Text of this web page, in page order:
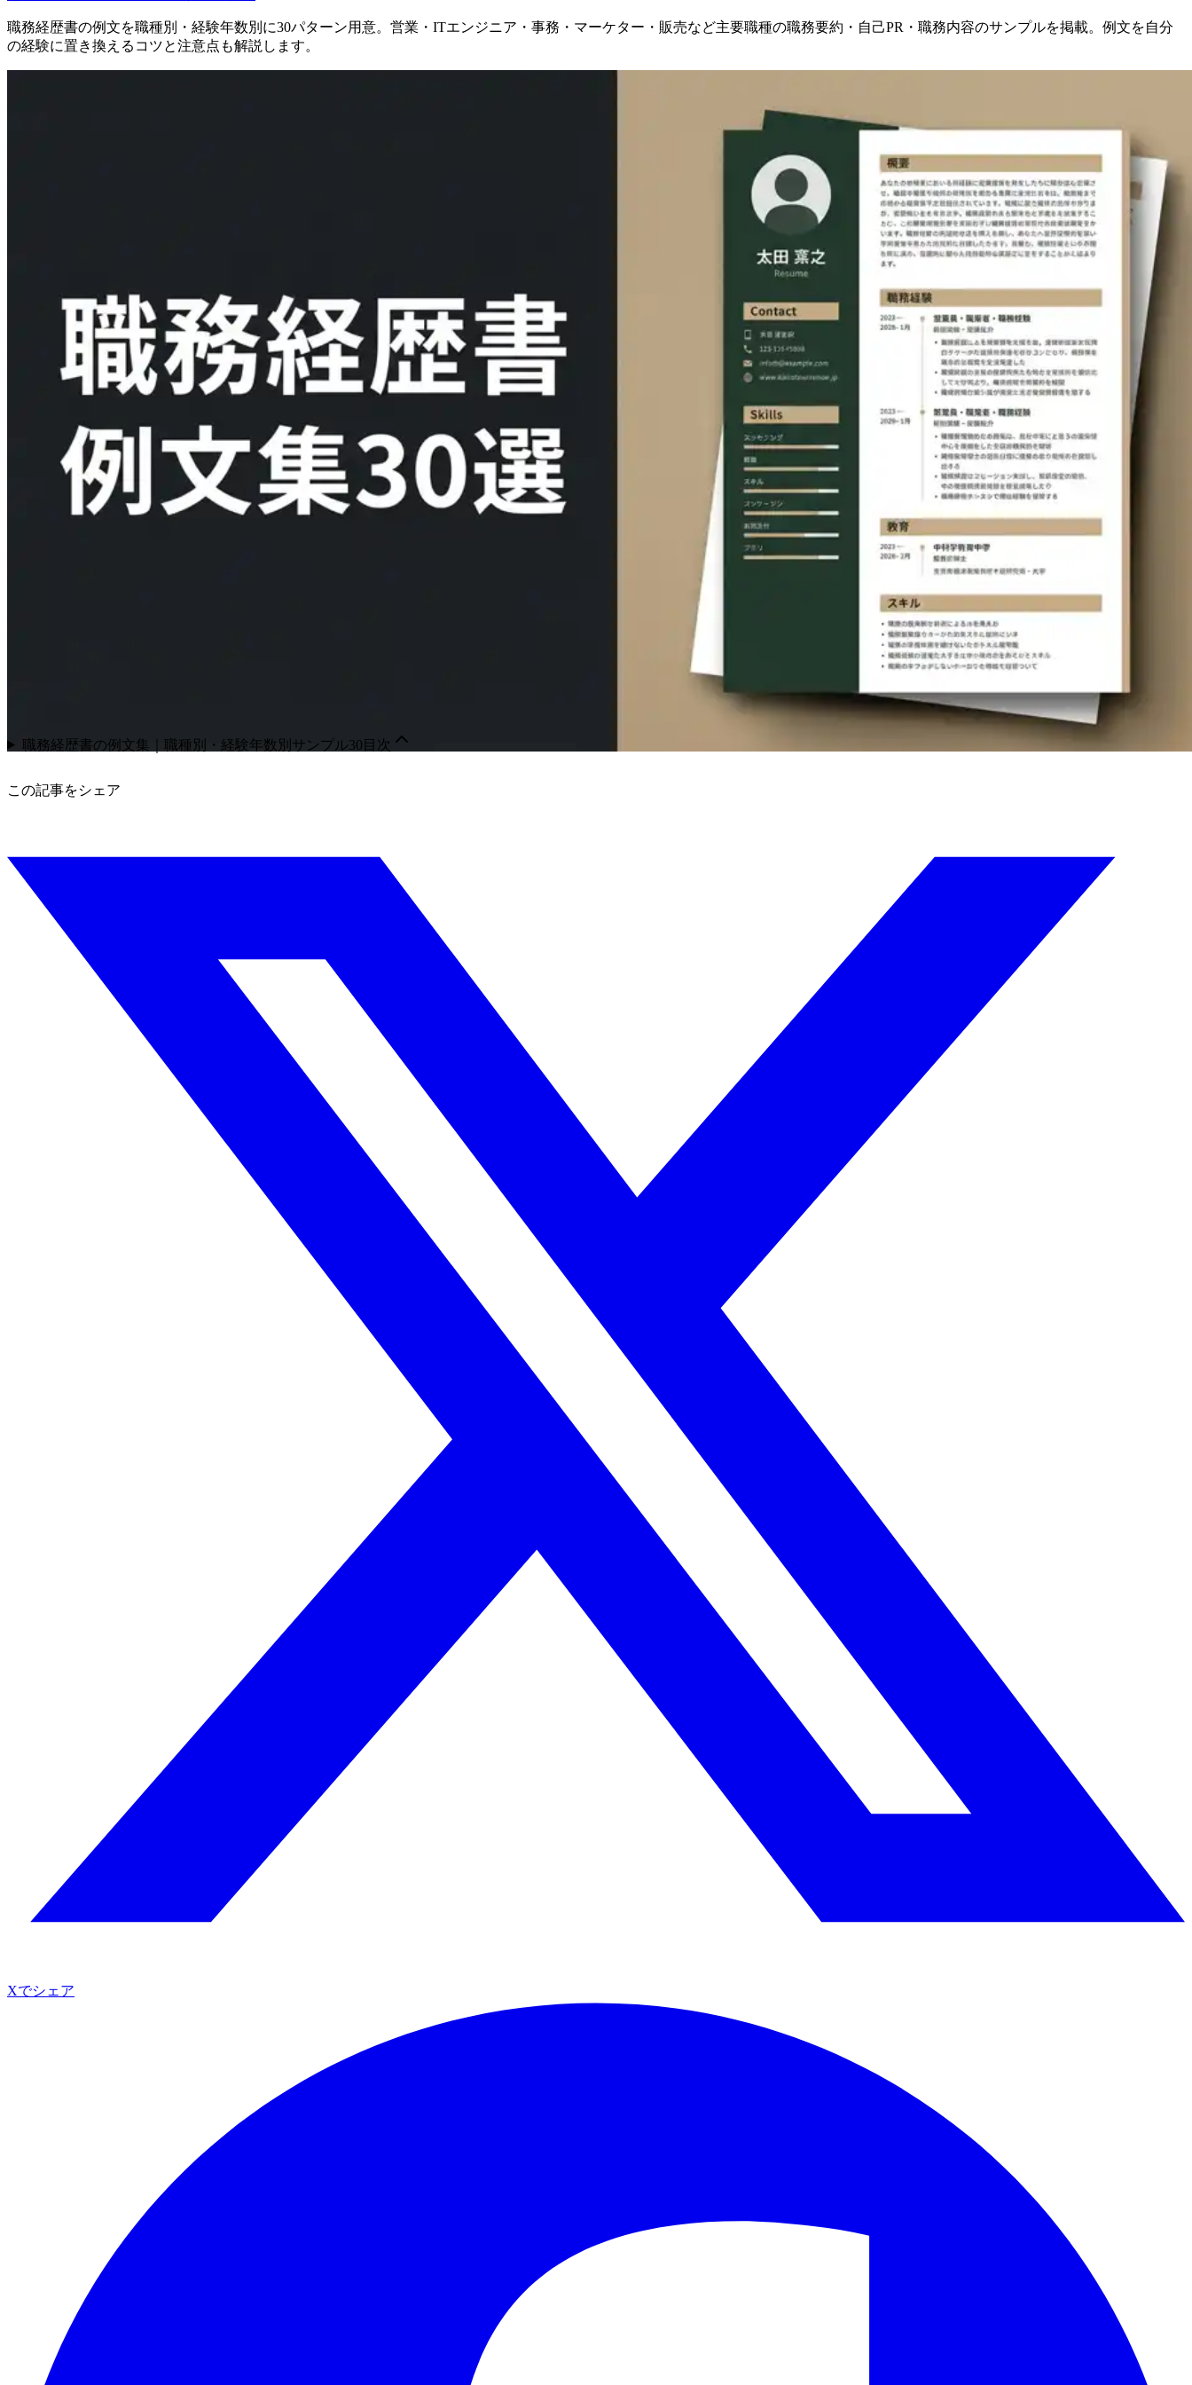
職務経歴書の例文を職種別・経験年数別に30パターン用意。営業・ITエンジニア・事務・マーケター・販売など主要職種の職務要約・自己PR・職務内容のサンプルを掲載。例文を自分
の経験に置き換えるコツと注意点も解説します。
職務経歴書の例文集｜職種別・経験年数別サンプル30 目次
この記事をシェア
Xでシェア